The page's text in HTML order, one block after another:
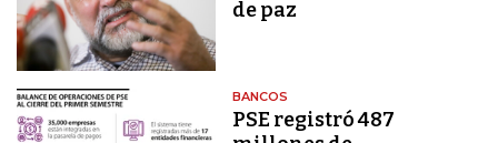
de paz
BANCOS
PSE registró 487